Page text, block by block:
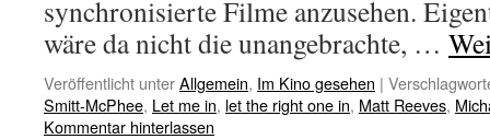
synchronisierte Filme anzusehen.
wäre da nicht die unangebrachte, …
Veröffentlicht unterAllgemein, Im Kino gesehen |
Smitt-McPhee, Let me in, let the right one in, Matt Reeves,
Kommentar hinterlassen